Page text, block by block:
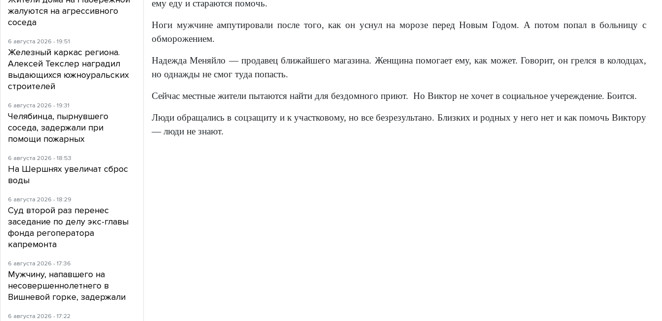
ему еду и стараются помочь.
Ноги мужчине ампутировали после того, как он уснул на морозе перед Новым Годом. А потом попал в больницу с
обморожением.
Надежда Меняйло — продавец ближайшего магазина. Женщина помогает ему, как может. Говорит, он грелся в колодцах,
но однажды не смог туда попасть.
Сейчас местные жители пытаются найти для бездомного приют. Но Виктор не хочет в социальное учереждение. Боится.
Люди обращались в соцзащиту и к участковому, но все безрезультано. Близких и родных у него нет и как помочь Виктору
— люди не знают.
жалуются на агрессивного
соседа
6 августа 2026 - 19:51
Железный каркас региона.
Алексей Текслер наградил
выдающихся южноуральских
строителей
6 августа 2026 - 19:31
Челябинца, пырнувшего
соседа, задержали при
помощи пожарных
6 августа 2026 - 18:53
На Шершнях увеличат сброс
воды
6 августа 2026 - 18:29
Суд второй раз перенес
заседание по делу экс-главы
фонда регоператора
капремонта
6 августа 2026 - 17:36
Мужчину, напавшего на
несовершеннолетнего в
Вишневой горке, задержали
6 августа 2026 - 17:22